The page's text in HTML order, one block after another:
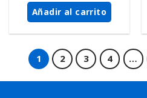
Añadir al carrito
1 2 3 4 …